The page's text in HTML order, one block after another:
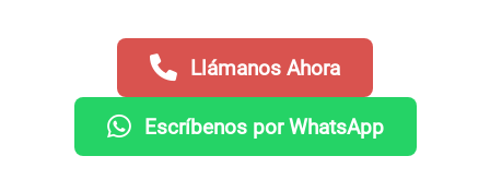
Llámanos Ahora
Escríbenos por WhatsApp